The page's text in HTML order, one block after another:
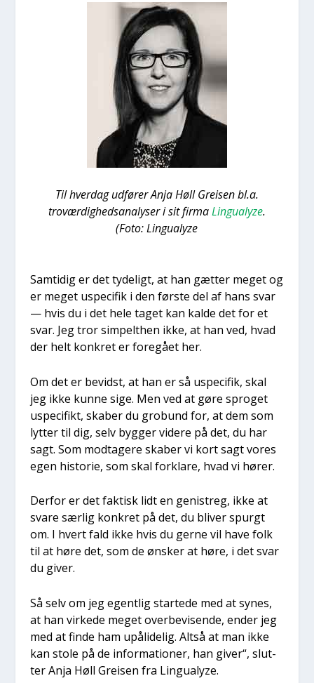
Til hver­dag udfø­rer Anja Høll Grei­sen bl.a.
tro­vær­dig­heds­a­na­ly­ser i sit fir­maLingu­a­lyze.
(Foto: Lingu­a­lyze
Sam­ti­dig er det tyde­ligt, at han gæt­ter meget og
er meget uspe­ci­fik i den før­ste del af hans svar
— hvis du i det hele taget kan kal­de det for et
svar. Jeg tror sim­pelt­hen ikke, at han ved, hvad
der helt kon­kret er fore­gå­et her.
Om det er bevidst, at han er så uspe­ci­fik, skal
jeg ikke kun­ne sige. Men ved at gøre spro­get
uspe­ci­fikt, ska­ber du gro­bund for, at dem som
lyt­ter til dig, selv byg­ger vide­re på det, du har
sagt. Som mod­ta­ge­re ska­ber vi kort sagt vores
egen histo­rie, som skal for­kla­re, hvad vi hører.
Der­for er det fak­tisk lidt en geni­streg, ikke at
sva­re sær­lig kon­kret på det, du bli­ver spurgt
om. I hvert fald ikke hvis du ger­ne vil have folk
til at høre det, som de ønsker at høre, i det svar
du giver.
Så selv om jeg egent­lig star­te­de med at synes,
at han vir­ke­de meget over­be­vi­sen­de, ender jeg
med at fin­de ham upå­li­de­lig. Alt­så at man ikke
kan sto­le på de infor­ma­tio­ner, han giver“, slut­
ter Anja Høll Grei­sen fra Lingu­a­lyze.